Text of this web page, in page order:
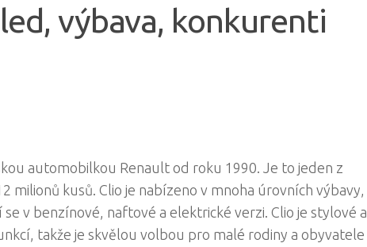
výbava, konkurenti
automobilkou Renault od roku 1990. Je to jeden z
kusů. Clio je nabízeno v mnoha úrovních výbavy,
v benzínové, naftové a elektrické verzi. Clio je stylové a
takže je skvělou volbou pro malé rodiny a obyvatele